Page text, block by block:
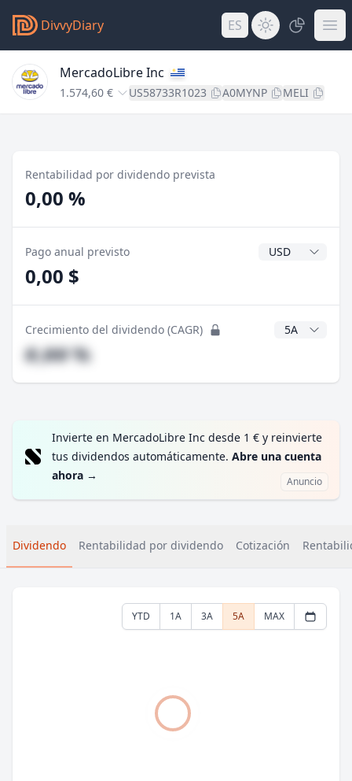
DivvyDiary ES
MercadoLibre Inc
1.574,60 € US58733R1023 A0MYNP MELI
Rentabilidad por dividendo prevista
0,00 %
Pago anual previsto Divisa del
0,00 $
Crecimiento del dividendo (CAGR) Años CAGR
#,## %
Invierte en MercadoLibre Inc desde 1 € y reinvierte
tus dividendos automáticamente. Abre una cuenta
ahora → Anuncio
Dividendo Rentabilidad por dividendo Cotización
YTD 1A 3A 5A MAX